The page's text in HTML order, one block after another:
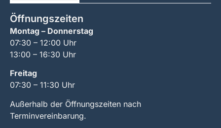
Öffnungszeiten
Montag – Donnerstag
07:30 – 12:00 Uhr
13:00 – 16:30 Uhr
Freitag
07:30 – 11:30 Uhr
Außerhalb der Öffnungszeiten nach
Terminvereinbarung.